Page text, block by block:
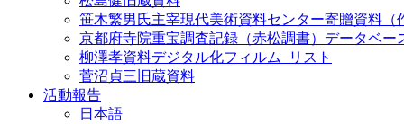
笹木繁男氏主宰現代美術資料センター寄贈資料（
京都府寺院重宝調査記録（赤松調書）データベー
柳澤孝資料デジタル化フィルム_リスト
菅沼貞三旧蔵資料
活動報告
日本語